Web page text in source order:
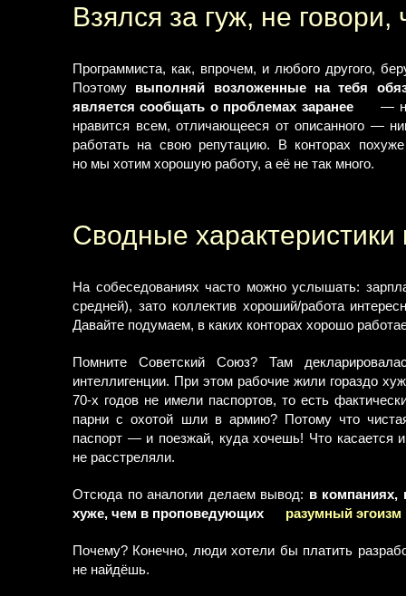
Взялся за гуж, не
Программиста, как, впрочем, и любого другого,
Поэтому выполняй возложенные на тебя
является сообщать о проблемах заранее
—
нравится всем, отличающееся от описанного —
работать на свою репутацию. В конторах
но мы хотим хорошую работу, а её не так много.
Сводные характеристики
На собеседованиях часто можно услышать:
средней), зато коллектив хороший/работа
Давайте подумаем, в каких конторах хорошо
Помните Советский Союз? Там
интеллигенции. При этом рабочие жили гораздо
70-х годов не имели паспортов, то есть
парни с охотой шли в армию? Потому что
паспорт — и поезжай, куда хочешь! Что касается
не расстреляли.
Отсюда по аналогии делаем вывод: в компаниях,
хуже, чем в проповедующих
разумный эгоизм
Почему? Конечно, люди хотели бы платить
не найдёшь.